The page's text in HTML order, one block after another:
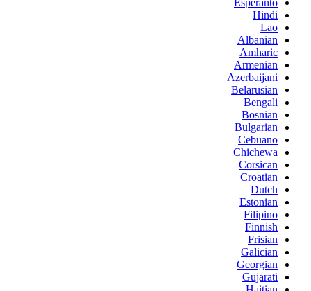
Hindi
Lao
Albanian
Amharic
Armenian
Azerbaijani
Belarusian
Bengali
Bosnian
Bulgarian
Cebuano
Chichewa
Corsican
Croatian
Dutch
Estonian
Filipino
Finnish
Frisian
Galician
Georgian
Gujarati